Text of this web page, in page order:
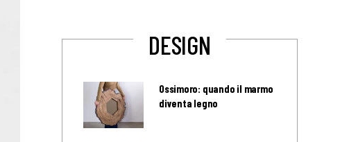
DESIGN
Ossimoro: quando il marmo
diventa legno